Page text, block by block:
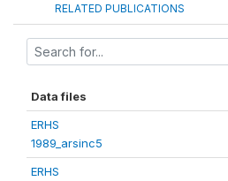
RELATED PUBLICATIONS
Data files
ERHS
1989_arsinc5
ERHS